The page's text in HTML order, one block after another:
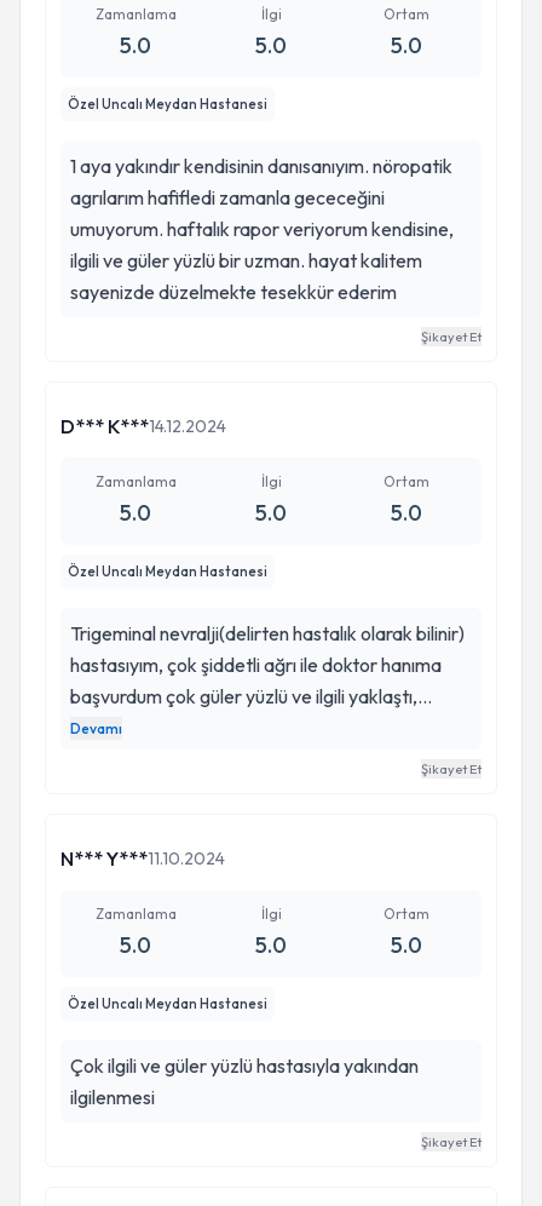
Zamanlama
5.0
İlgi
5.0
Ortam
5.0
Özel Uncalı Meydan Hastanesi
1 aya yakındır kendisinin danısanıyım. nöropatik
agrılarım hafifledi zamanla gececeğini
umuyorum. haftalık rapor veriyorum kendisine,
ilgili ve güler yüzlü bir uzman. hayat kalitem
sayenizde düzelmekte tesekkür ederim
Şikayet Et
D*** K***14.12.2024
Zamanlama
5.0
İlgi
5.0
Ortam
5.0
Özel Uncalı Meydan Hastanesi
Trigeminal nevralji(delirten hastalık olarak bilinir)
hastasıyım, çok şiddetli ağrı ile doktor hanıma
başvurdum çok güler yüzlü ve ilgili yaklaştı,
ilaçlarımı düzenledi ve bu süreçte hergun iletişim
rahatlığıyla tavsiye ederim.
Devamı
Şikayet Et
N*** Y***11.10.2024
Zamanlama
5.0
İlgi
5.0
Ortam
5.0
Özel Uncalı Meydan Hastanesi
Çok ilgili ve güler yüzlü hastasıyla yakından
ilgilenmesi
Şikayet Et